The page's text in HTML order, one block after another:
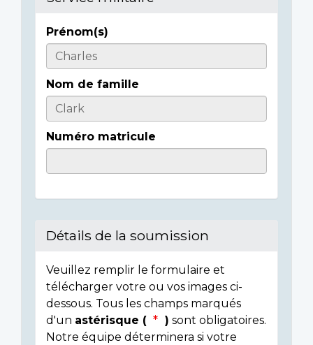
Casualty
Details
Prénom(s)
Nom de famille
Numéro matricule
Détails de la soumission
Veuillez remplir le formulaire et
télécharger votre ou vos images ci-
dessous. Tous les champs marqués
d'un astérisque ( ) sont obligatoires.
Notre équipe déterminera si votre